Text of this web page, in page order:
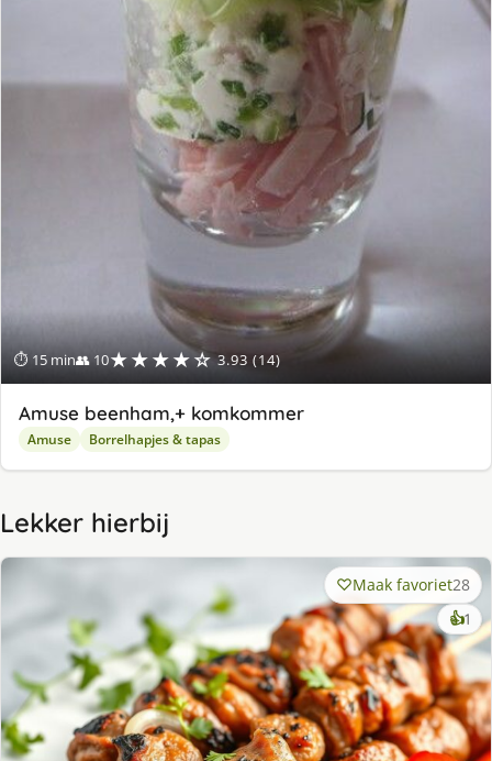
⏱ 15 min👥 10★★★★☆ 3.93 (14)
Amuse beenham,+ komkommer
Amuse Borrelhapjes & tapas
Lekker hierbij
Maak favoriet28
👍1